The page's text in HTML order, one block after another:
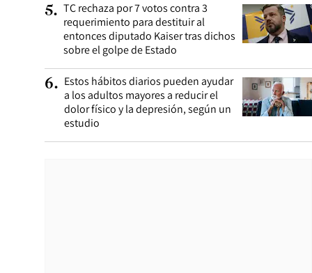
5. TC rechaza por 7 votos contra 3
requerimiento para destituir al
entonces diputado Kaiser tras dichos
sobre el golpe de Estado
6. Estos hábitos diarios pueden ayudar
a los adultos mayores a reducir el
dolor físico y la depresión, según un
estudio